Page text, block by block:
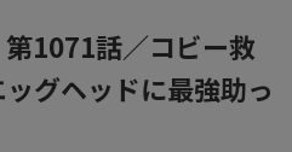
第1071話／コビー救
グヘッドに最強助っ